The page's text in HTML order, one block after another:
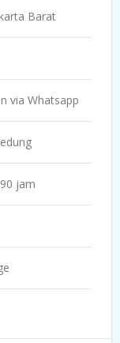
Barat
via Whatsapp
jam